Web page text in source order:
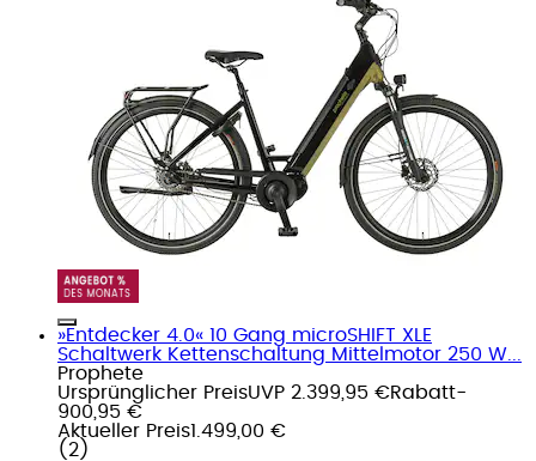
»Entdecker 4.0« 10 Gang microSHIFT XLE
Schaltwerk Kettenschaltung Mittelmotor 250 W...
Prophete
Ursprünglicher PreisUVP 2.399,95 €Rabatt-
900,95 €
Aktueller Preis1.499,00 €
( 2 )